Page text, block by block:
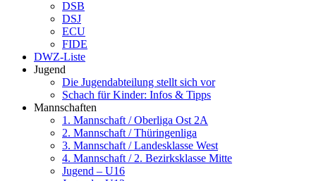
DSB
DSJ
ECU
FIDE
DWZ-Liste
Jugend
Die Jugendabteilung stellt sich vor
Schach für Kinder: Infos & Tipps
Mannschaften
1. Mannschaft / Oberliga Ost 2A
2. Mannschaft / Thüringenliga
3. Mannschaft / Landesklasse West
4. Mannschaft / 2. Bezirksklasse Mitte
Jugend – U16